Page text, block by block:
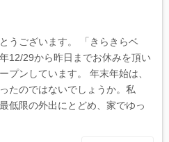
うございます。 「きらきらベ
12/29から昨日までお休みを頂い
プンしています。 年末年始は、
たのではないでしょうか。私
低限の外出にとどめ、家でゆっ